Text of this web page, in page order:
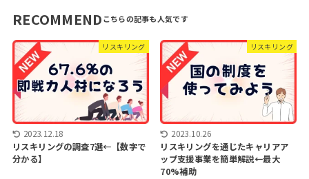
RECOMMEND
リスキリング
2023.12.18
リスキリングの調査7選←【数字で
分かる】
リスキリング
2023.10.26
リスキリングを通じたキャリアア
ップ支援事業を簡単解説←最大
70%補助